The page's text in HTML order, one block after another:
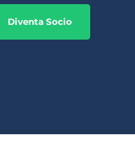
Diventa Socio